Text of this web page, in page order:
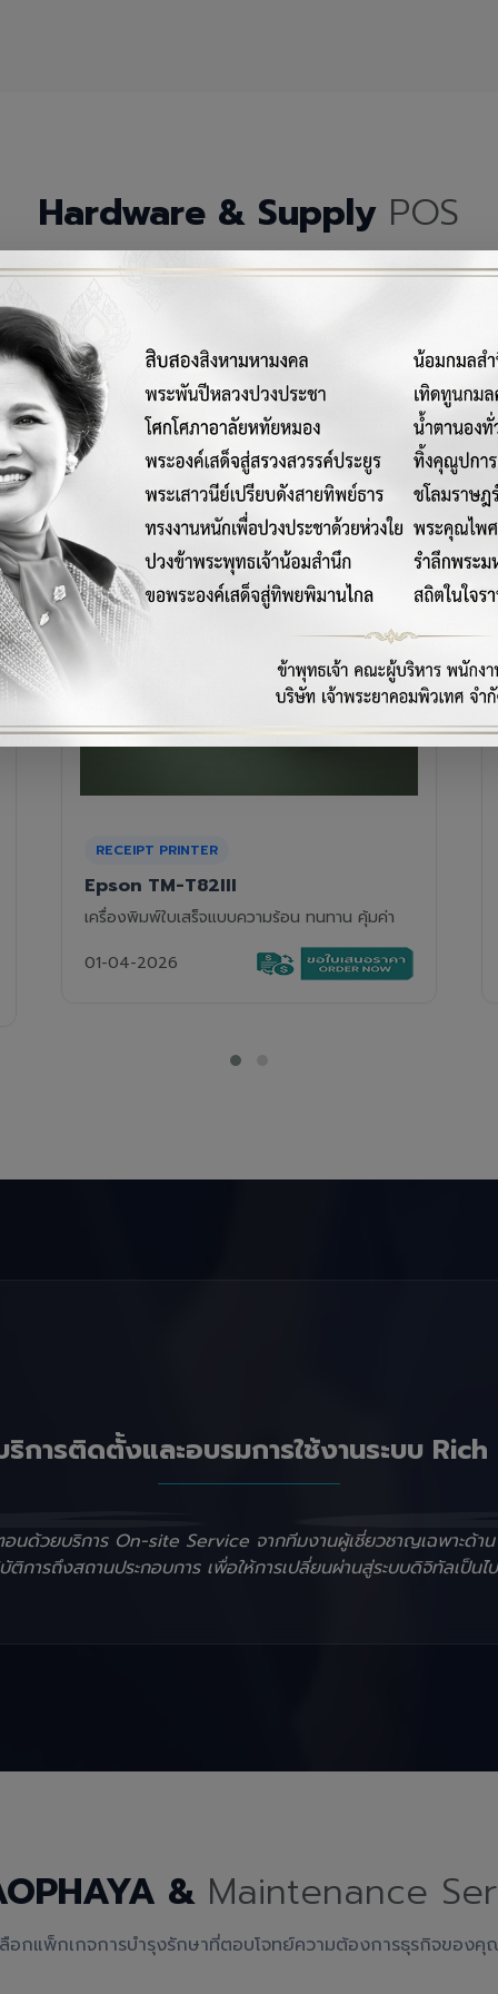
Hardware & Supply POS
ณ์เครื่องมือฮาร์ดแวร์และวัสดุสิ้นเปลืองคุณภาพสูงสำหรับระบบ
RECEIPT PRINTER
Epson TM-T88VII
เครื่องพิมพ์ใบเสร็จความร้อนรุ่นท็อป ความเร็วสูง
01-04-2026
ริการติดตั้งและอบรมการใช้งานระบบ Rich
อนด้วยบริการ On-site Service จากทีมงานผู้เชี่ยวชาญเฉพาะด้า
การถึงสถานประกอบการ เพื่อให้การเปลี่ยนผ่านสู่ระบบดิจิทัลเป็นไ
& Maintenance
อกแพ็กเกจการบำรุงรักษาที่ตอบโจทย์ความต้องการธุรกิจของ